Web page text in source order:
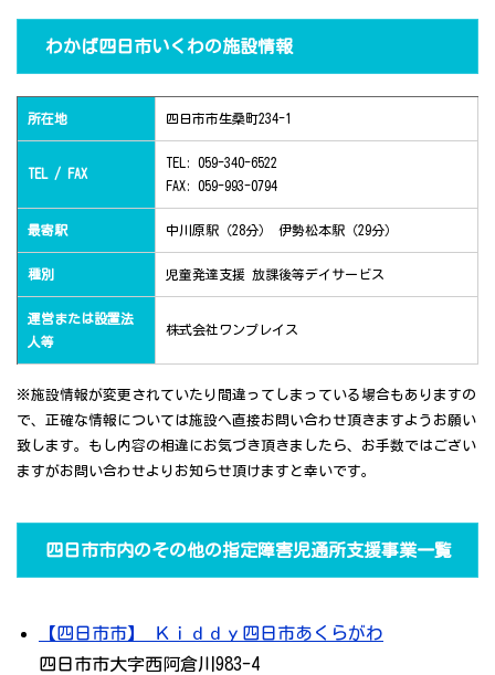
わかば四日市いくわの施設情報
所在地 四日市市生桑町234-1
TEL / FAX
TEL: 059-340-6522
FAX: 059-993-0794
最寄駅 中川原駅（28分） 伊勢松本駅（29分）
種別 児童発達支援 放課後等デイサービス
運営または設置法
人等
株式会社ワンプレイス
※施設情報が変更されていたり間違ってしまっている場合もありますの
で、正確な情報については施設へ直接お問い合わせ頂きますようお願い
致します。もし内容の相違にお気づき頂きましたら、お手数ではござい
ますがお問い合わせよりお知らせ頂けますと幸いです。
四日市市内のその他の指定障害児通所支援事業一覧
【四日市市】 Ｋｉｄｄｙ四日市あくらがわ
四日市市大字西阿倉川983-4